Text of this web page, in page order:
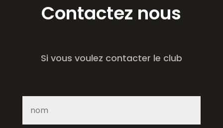
Contactez nous
Si vous voulez contacter le club